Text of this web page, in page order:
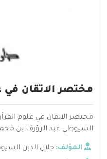
مختصر الاتقان في
مختصر الاتقان في علوم
السيوطي عبد الرؤرف بن
المؤلف: جلال الدين